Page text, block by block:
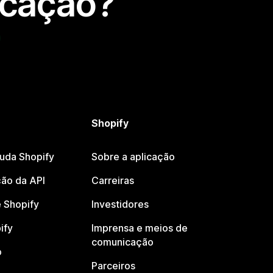
Shopify
da API
Shopify
Shopify
Sobre a aplicação
Carreiras
Investidores
Imprensa e meios de
comunicação
Parceiros